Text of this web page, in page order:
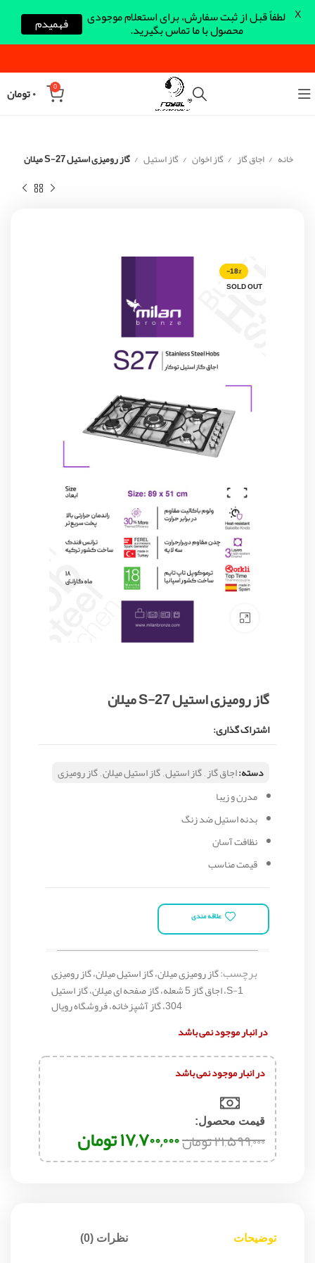
0 ۰تومان
خانه اجاق گاز گاز اخوان گاز استیل گاز رومیزی استیل S-27 میلان
-18%
SOLD OUT
Click to enlarge
گاز رومیزی استیل S-27 میلان
اشتراک گذاری:
دسته:اجاق گاز,گاز استیل,گاز استیل میلان,گاز رومیزی
مدرن و زیبا
بدنه استیل ضد زنگ
نظافت آسان
قیمت مناسب
علاقه مندی
برچسب:گاز رومیزی میلان، گاز استیل میلان، گاز رومیزی
S-1، اجاق گاز 5 شعله، گاز صفحه ای میلان، گاز استیل
304، گاز آشپزخانه، فروشگاه رویال
در انبار موجود نمی باشد
در انبار موجود نمی باشد
قیمت محصول:​
۲۱,۵۹۹,۰۰۰تومان۱۷,۷۰۰,۰۰۰تومان
توضیحات نظرات (0)
لطفاً قبل از ثبت سفارش، برای استعلام موجودی
محصول با ما تماس بگیرید. فهمیدم X